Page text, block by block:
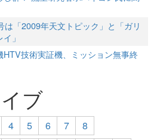
は「2009年天文トピック」と「ガリ
」
HTV技術実証機、ミッション無事終
ブ
4 5 6 7
8